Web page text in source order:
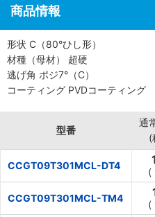
商品情報
形状 C（80°ひし形）
材種（母材） 超硬
逃げ角 ポジ7°（C）
コーティング PVDコーティング
型番
通
(
CCGT09T301MCL-DT4
(
CCGT09T301MCL-TM4
(